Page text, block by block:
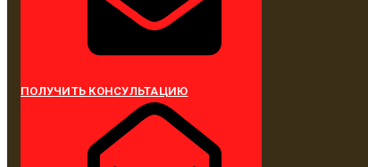
ПОЛУЧИТЬ КОНСУЛЬТАЦИЮ